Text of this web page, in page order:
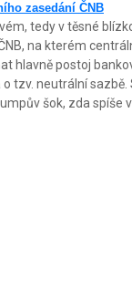
zasedání ČNB
tedy v těsné
na kterém
hlavně postoj
tzv. neutrální
šok, zda spíše